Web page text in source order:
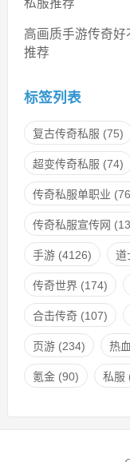
私服推荐
高画质手游传奇
推荐
标签列表
复古传奇私服 (75)
超变传奇私服 (74)
传奇私服单职业
传奇私服宣传网
手游(4126) 道
传奇世界(174)
合击传奇(107)
页游(234) 热
氪金(90) 私服